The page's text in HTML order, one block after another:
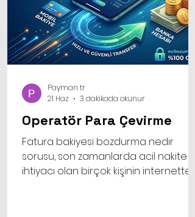
Operatör Para Çevirme
Fatura bakiyesi bozdurma nedir
sorusu, son zamanlarda acil nakite
ihtiyacı olan birçok kişinin internette
Payman tr
21 Haz
3 dakikada okunur